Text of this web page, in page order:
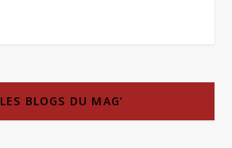
LES BLOGS DU MAG’